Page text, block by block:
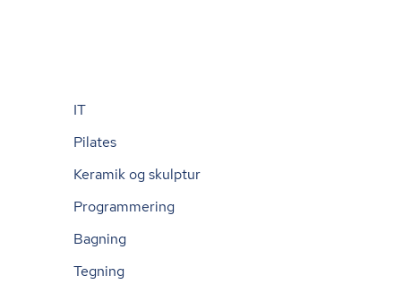
IT
Pilates
Keramik og skulptur
Programmering
Bagning
Tegning